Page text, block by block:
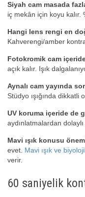
Siyah cam masada
iç mekân için koyu kalır.
Hangi lens rengi en
Kahverengi/amber
Fotokromik cam içeride
açık kalır. Işık
Aynalı cam yayında
Stüdyo ışığında dikkatli
UV koruma içeride de
aydınlatmalardan
Mavi ışık konusu
evet. Mavi ışık ve
verir.
60 saniyelik